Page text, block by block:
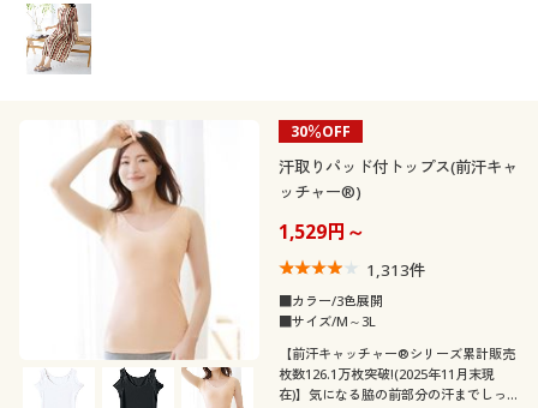
ガーゼ フリース
シフォン
ストレッチ
冷感・涼感
テイスト
ベーシック
フェミニン ナチュラル
着用感
レギュラー ゆったり
20代 30代
50代
シーズン
秋
価格 ～ 円 絞込
30％OFF
汗取りパッド付トップス(前汗キャ
ッチャー®)
1,529円～
1,313件
■カラー/3色展開
■サイズ/M～3L
【前汗キャッチャー®シリーズ累計販売
枚数126.1万枚突破!(2025年11月末現
在)】気になる脇の前部分の汗までしっ